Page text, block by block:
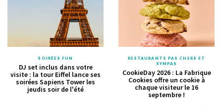
SOIRÉES FUN
DJ set inclus dans votre
visite : la tour Eiffel lance ses
soirées Sapiens Tower les
jeudis soir de l'été
RESTAURANTS PAS CHERS ET
SYMPAS
CookieDay 2026 : La Fabrique
Cookies offre un cookie à
chaque visiteur le 16
septembre !